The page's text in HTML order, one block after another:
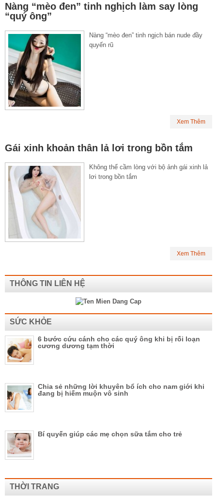
Nàng “mèo đen” tinh nghịch làm say lòng
“quý ông”
Nàng “mèo đen” tinh ngịch bán nude đầy
quyến rũ
Xem Thêm
Gái xinh khoản thân lả lơi trong bồn tắm
Không thể cầm lòng với bộ ảnh gái xinh lả
lơi trong bồn tắm
Xem Thêm
THÔNG TIN LIÊN HỆ
SỨC KHỎE
6 bước cứu cánh cho các quý ông khi bị rối loạn
cương dương tạm thời
Chia sẻ những lời khuyên bổ ích cho nam giới khi
đang bị hiếm muộn vô sinh
Bí quyến giúp các mẹ chọn sữa tắm cho trẻ
THỜI TRANG